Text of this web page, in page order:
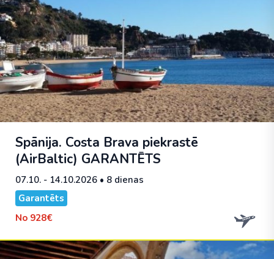
Spānija. Costa Brava piekrastē
(AirBaltic) GARANTĒTS
07.10. - 14.10.2026 • 8 dienas
Garantēts
No 928€